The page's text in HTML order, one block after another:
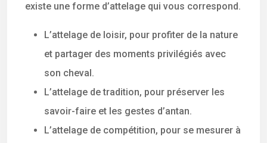
existe une forme d’attelage qui vous correspond.
L’attelage de loisir, pour profiter de la nature
et partager des moments privilégiés avec
son cheval.
L’attelage de tradition, pour préserver les
savoir-faire et les gestes d’antan.
L’attelage de compétition, pour se mesurer à